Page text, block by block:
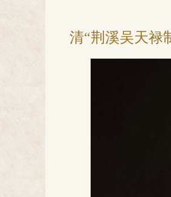
清“荆溪吴天禄